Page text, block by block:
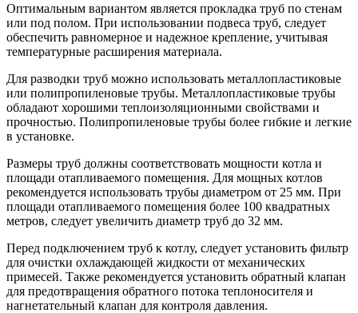
Оптимальным вариантом является прокладка труб по стенам
или под полом. При использовании подвеса труб, следует
обеспечить равномерное и надежное крепление, учитывая
температурные расширения материала.
Для разводки труб можно использовать металлопластиковые
или полипропиленовые трубы. Металлопластиковые трубы
обладают хорошими теплоизоляционными свойствами и
прочностью. Полипропиленовые трубы более гибкие и легкие
в установке.
Размеры труб должны соответствовать мощности котла и
площади отапливаемого помещения. Для мощных котлов
рекомендуется использовать трубы диаметром от 25 мм. При
площади отапливаемого помещения более 100 квадратных
метров, следует увеличить диаметр труб до 32 мм.
Перед подключением труб к котлу, следует установить фильтр
для очистки охлаждающей жидкости от механических
примесей. Также рекомендуется установить обратный клапан
для предотвращения обратного потока теплоносителя и
нагнетательный клапан для контроля давления.